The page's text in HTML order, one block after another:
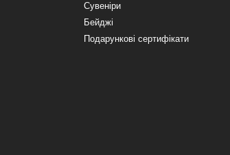
Сувеніри
Бейджі
Подарункові сертифікати